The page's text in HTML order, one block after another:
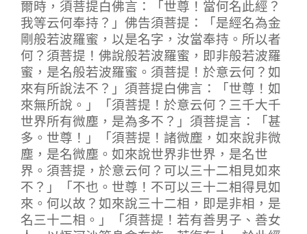
爾時，須菩提白佛言：「世尊！當何名此經？
我等云何奉持？」佛告須菩提：「是經名為金
剛般若波羅蜜，以是名字，汝當奉持。所以者
何？須菩提！佛說般若波羅蜜，即非般若波羅
蜜，是名般若波羅蜜。須菩提！於意云何？如
來有所說法不？」須菩提白佛言：「世尊！如
來無所說。」「須菩提！於意云何？三千大千
世界所有微塵，是為多不？」須菩提言：「甚
多。世尊！」「須菩提！諸微塵，如來說非微
塵，是名微塵。如來說世界非世界，是名世
界。須菩提，於意云何？可以三十二相見如來
不？」「不也。世尊！不可以三十二相得見如
來。何以故？如來說三十二相，即是非相，是
名三十二相。」「須菩提！若有善男子、善女